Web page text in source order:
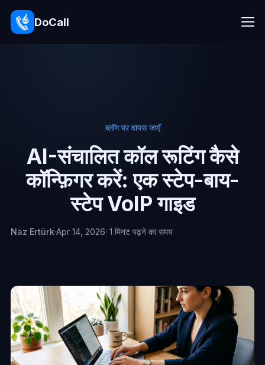
DoCall
ब्लॉग पर वापस जाएँ
AI-संचालित कॉल रूटिंग कैसे
कॉन्फ़िगर करें: एक स्टेप-बाय-
स्टेप VoIP गाइड
Naz Ertürk·Apr 14, 2026· 1 मिनट पढ़ने का समय